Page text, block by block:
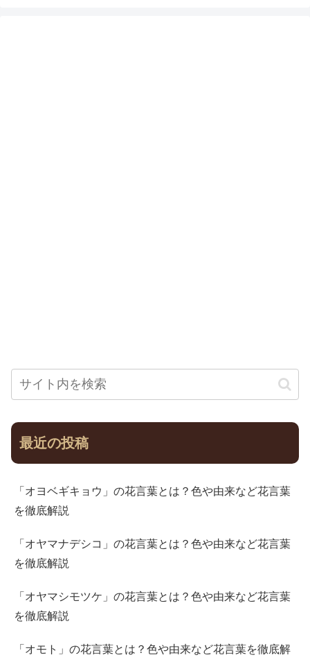
最近の投稿
「オヨベギキョウ」の花言葉とは？色や由来など花言葉
を徹底解説
「オヤマナデシコ」の花言葉とは？色や由来など花言葉
を徹底解説
「オヤマシモツケ」の花言葉とは？色や由来など花言葉
を徹底解説
「オモト」の花言葉とは？色や由来など花言葉を徹底解